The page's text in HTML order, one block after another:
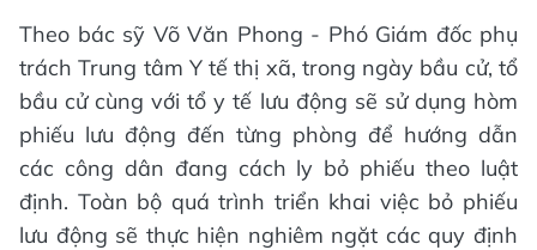
Theo bác sỹ Võ Văn Phong - Phó Giám đốc phụ
trách Trung tâm Y tế thị xã, trong ngày bầu cử, tổ
bầu cử cùng với tổ y tế lưu động sẽ sử dụng hòm
phiếu lưu động đến từng phòng để hướng dẫn
các công dân đang cách ly bỏ phiếu theo luật
định. Toàn bộ quá trình triển khai việc bỏ phiếu
lưu động sẽ thực hiện nghiêm ngặt các quy định